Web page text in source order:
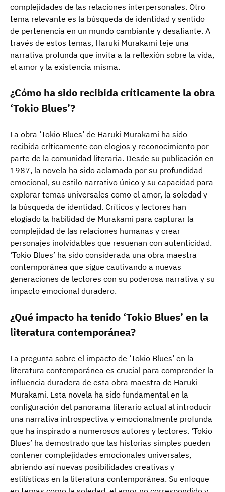
complejidades de las relaciones interpersonales. Otro
tema relevante es la búsqueda de identidad y sentido
de pertenencia en un mundo cambiante y desafiante. A
través de estos temas, Haruki Murakami teje una
narrativa profunda que invita a la reflexión sobre la vida,
el amor y la existencia misma.
¿Cómo ha sido recibida críticamente la obra
‘Tokio Blues’?
La obra ‘Tokio Blues’ de Haruki Murakami ha sido
recibida críticamente con elogios y reconocimiento por
parte de la comunidad literaria. Desde su publicación en
1987, la novela ha sido aclamada por su profundidad
emocional, su estilo narrativo único y su capacidad para
explorar temas universales como el amor, la soledad y
la búsqueda de identidad. Críticos y lectores han
elogiado la habilidad de Murakami para capturar la
complejidad de las relaciones humanas y crear
personajes inolvidables que resuenan con autenticidad.
‘Tokio Blues’ ha sido considerada una obra maestra
contemporánea que sigue cautivando a nuevas
generaciones de lectores con su poderosa narrativa y su
impacto emocional duradero.
¿Qué impacto ha tenido ‘Tokio Blues’ en la
literatura contemporánea?
La pregunta sobre el impacto de ‘Tokio Blues’ en la
literatura contemporánea es crucial para comprender la
influencia duradera de esta obra maestra de Haruki
Murakami. Esta novela ha sido fundamental en la
configuración del panorama literario actual al introducir
una narrativa introspectiva y emocionalmente profunda
que ha inspirado a numerosos autores y lectores. ‘Tokio
Blues’ ha demostrado que las historias simples pueden
contener complejidades emocionales universales,
abriendo así nuevas posibilidades creativas y
estilísticas en la literatura contemporánea. Su enfoque